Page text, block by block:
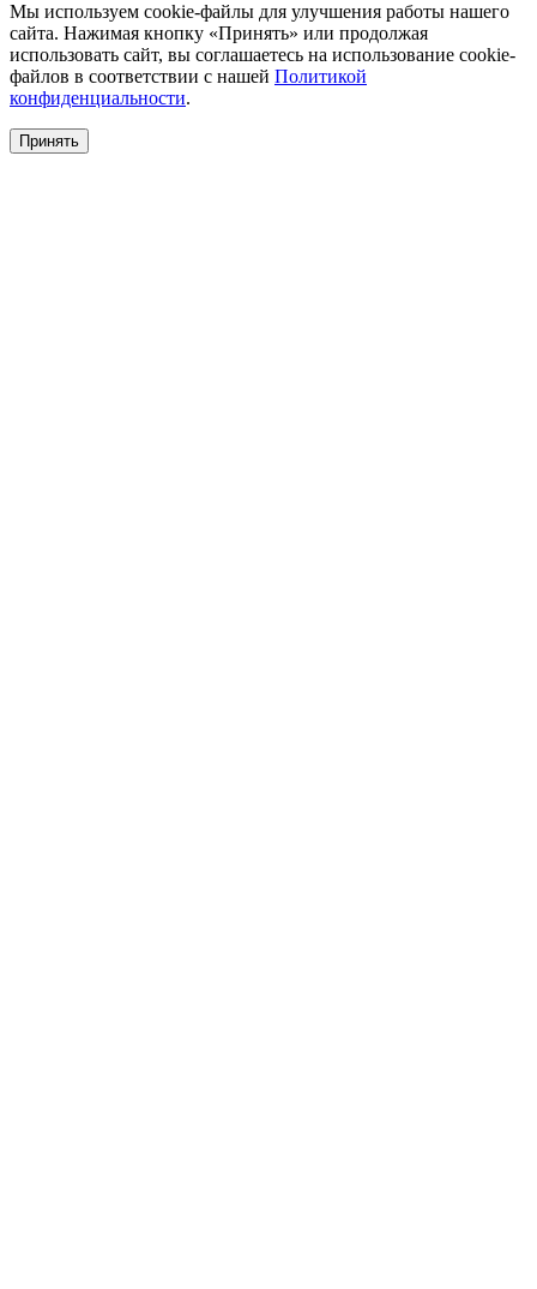
Мы используем cookie-файлы для улучшения работы нашего
сайта. Нажимая кнопку «Принять» или продолжая
использовать сайт, вы соглашаетесь на использование cookie-
файлов в соответствии с нашей Политикой
конфиденциальности.
Принять